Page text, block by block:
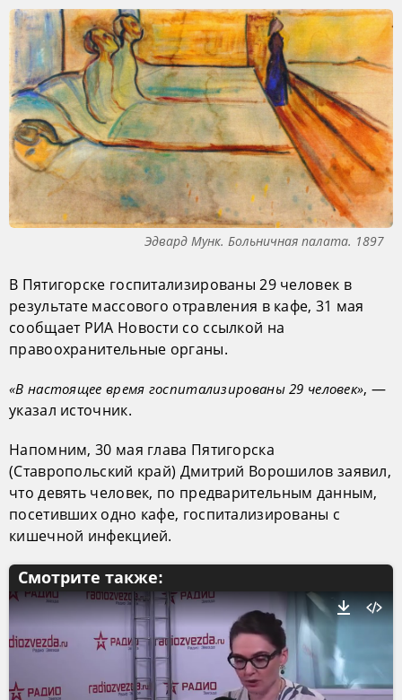
Эдвард Мунк. Больничная палата. 1897
В Пятигорске госпитализированы 29 человек в
результате массового отравления в кафе, 31 мая
сообщает РИА Новости со ссылкой на
правоохранительные органы.
«В настоящее время госпитализированы 29 человек», —
указал источник.
Напомним, 30 мая глава Пятигорска
(Ставропольский край) Дмитрий Ворошилов заявил,
что девять человек, по предварительным данным,
посетивших одно кафе, госпитализированы с
кишечной инфекцией.
Смотрите также: